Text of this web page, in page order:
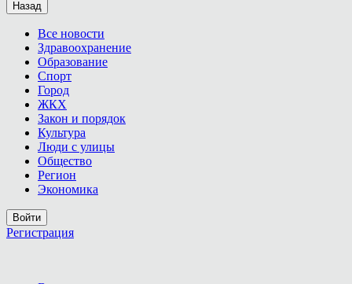
Назад
Все новости
Здравоохранение
Образование
Спорт
Город
ЖКХ
Закон и порядок
Культура
Люди с улицы
Общество
Регион
Экономика
Войти
Регистрация